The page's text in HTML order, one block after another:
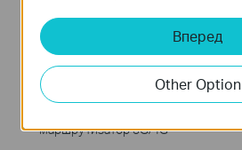
маршрутизатор 3G/4G
Вперед
Other Option